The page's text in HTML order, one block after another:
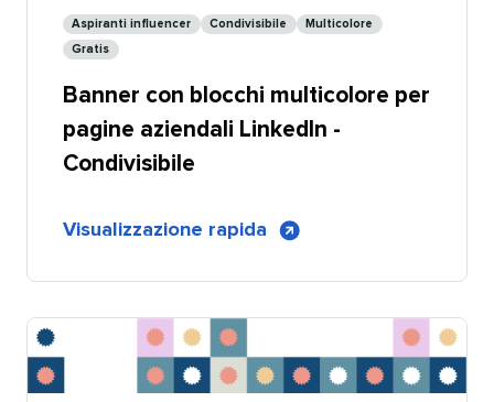
blocchi
multicolore
Aspiranti influencer​​ Condivisibile​​ Multicolore​​
Gratis​​
Banner con blocchi multicolore per
pagine aziendali LinkedIn -
Condivisibile​​
Visualizzazione rapida
di
per
pagine